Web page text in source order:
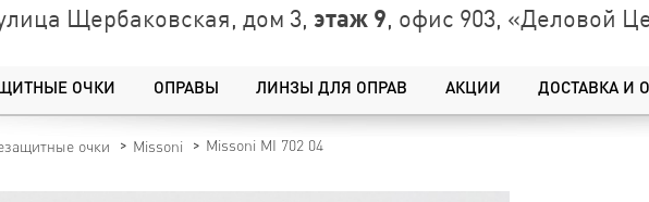
Щербаковская, дом 3, этаж 9, офис 903, «Деловой
ОЧКИ ОПРАВЫ ЛИНЗЫ ДЛЯ ОПРАВ АКЦИИ ДОСТАВКА И
очки Missoni Missoni MI 702 04